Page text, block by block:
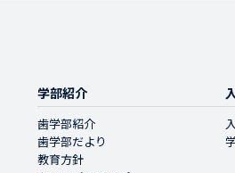
学部紹介
歯学部紹介
歯学部だより
教育方針